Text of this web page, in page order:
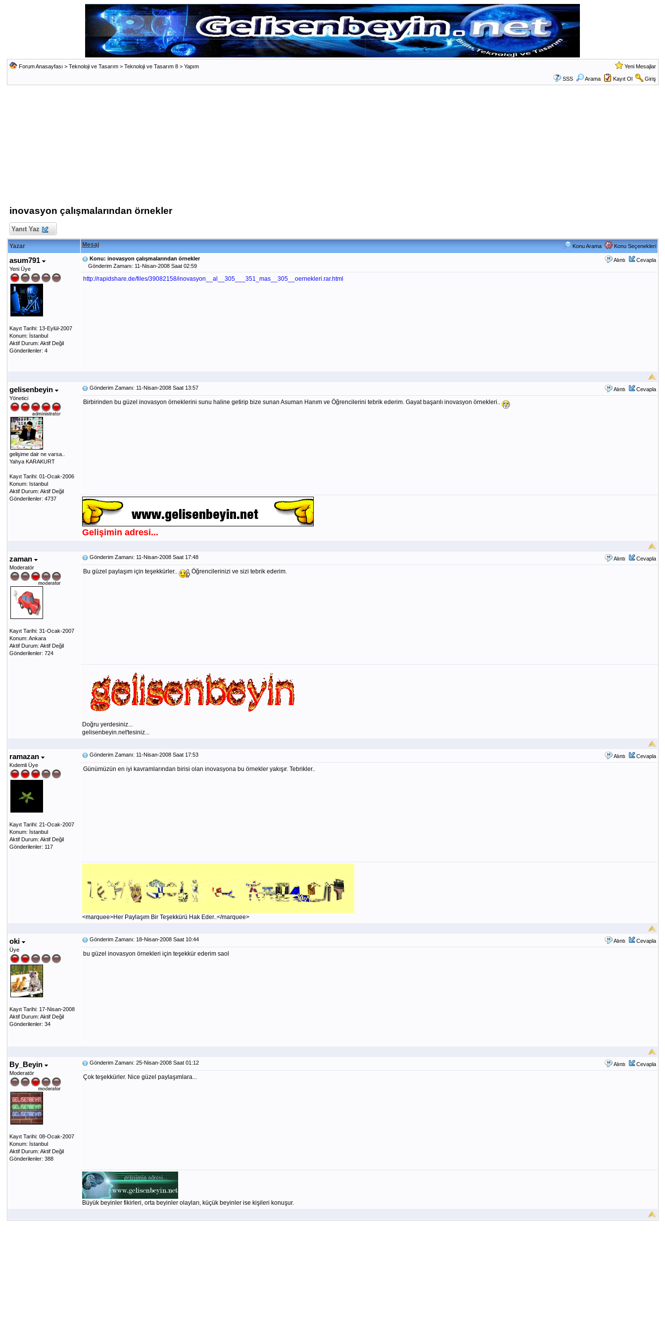
Forum Anasayfası > Teknoloji ve Tasarım> Teknoloji ve Tasarım 8> Yapım Yeni Mesajlar
SSS Arama Kayıt Ol Giriş
inovasyon çalışmalarından örnekler
Yanıt Yaz
Yazar Mesaj Konu Arama Konu Seçenekleri
asum791
Yeni Üye
Kayıt Tarihi: 13-Eylül-2007
Konum: İstanbul
Aktif Durum: Aktif Değil
Gönderilenler: 4
Alıntı Cevapla
Konu: inovasyon çalışmalarından örnekler
Gönderim Zamanı: 11-Nisan-2008 Saat 02:59
http://rapidshare.de/files/39082158/inovasyon__al__305___351_mas__305__oernekleri.rar.html
gelisenbeyin
Yönetici
gelişime dair ne varsa..
Yahya KARAKURT
Kayıt Tarihi: 01-Ocak-2006
Konum: Istanbul
Aktif Durum: Aktif Değil
Gönderilenler: 4737
Alıntı Cevapla
Gönderim Zamanı: 11-Nisan-2008 Saat 13:57
Birbirinden bu güzel inovasyon örneklerini sunu haline getirip bize sunan Asuman Hanım ve Öğrencilerini tebrik ederim. Gayat başarılı inovasyon örnekleri..
Gelişimin adresi...
zaman
Moderatör
Kayıt Tarihi: 31-Ocak-2007
Konum: Ankara
Aktif Durum: Aktif Değil
Gönderilenler: 724
Alıntı Cevapla
Gönderim Zamanı: 11-Nisan-2008 Saat 17:48
Bu güzel paylaşım için teşekkürler.. Öğrencilerinizi ve sizi tebrik ederim.
Doğru yerdesiniz...
gelisenbeyin.net'tesiniz...
ramazan
Kıdemli Üye
Kayıt Tarihi: 21-Ocak-2007
Konum: İstanbul
Aktif Durum: Aktif Değil
Gönderilenler: 117
Alıntı Cevapla
Gönderim Zamanı: 11-Nisan-2008 Saat 17:53
Günümüzün en iyi kavramlarından birisi olan inovasyona bu örnekler yakışır. Tebrikler..
<marquee>Her Paylaşım Bir Teşekkürü Hak Eder..</marquee>
oki
Üye
Kayıt Tarihi: 17-Nisan-2008
Aktif Durum: Aktif Değil
Gönderilenler: 34
Alıntı Cevapla
Gönderim Zamanı: 18-Nisan-2008 Saat 10:44
bu güzel inovasyon örnekleri için teşekkür ederim saol
By_Beyin
Moderatör
Kayıt Tarihi: 08-Ocak-2007
Konum: İstanbul
Aktif Durum: Aktif Değil
Gönderilenler: 388
Alıntı Cevapla
Gönderim Zamanı: 25-Nisan-2008 Saat 01:12
Çok teşekkürler. Nice güzel paylaşımlara...
Büyük beyinler fikirleri, orta beyinler olayları, küçük beyinler ise kişileri konuşur.